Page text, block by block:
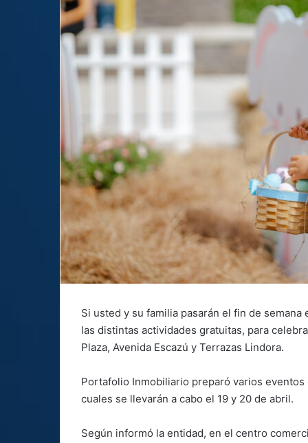
Si usted y su familia pasarán el fin de
las distintas actividades gratuitas, para
Plaza, Avenida Escazú y Terrazas Lindora.
Portafolio Inmobiliario preparó varios
cuales se llevarán a cabo el 19 y 20 de abril.
Según informó la entidad, en el centro